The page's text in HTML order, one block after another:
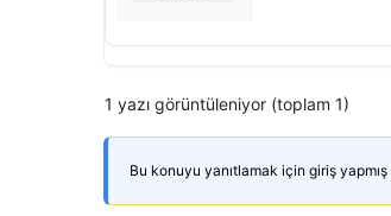
1 yazı görüntüleniyor (toplam 1)
Bu konuyu yanıtlamak için giriş yapmış